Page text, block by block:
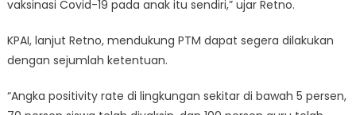
vaksinasi Covid-19 pada anak itu sendiri,” ujar Retno.
KPAI, lanjut Retno, mendukung PTM dapat segera dilakukan
dengan sejumlah ketentuan.
“Angka positivity rate di lingkungan sekitar di bawah 5 persen,